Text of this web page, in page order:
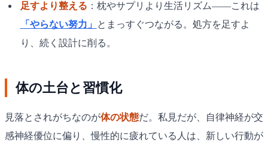
足すより整える ：枕やサプリより生活リズム——これは
「やらない努力」 とまっすぐつながる。処方を足すよ
り、続く設計に削る。
体の土台と習慣化
見落とされがちなのが体の状態だ。私見だが、自律神経が交
感神経優位に偏り、慢性的に疲れている人は、新しい行動が